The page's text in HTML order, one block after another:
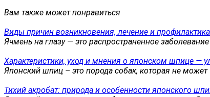
Вам также может понравиться
Виды причин возникновения, лечение и
Ячмень на глазу — это распространенное заболевание
Характеристики, уход и мнения о японском шпице —
Японский шпиц – это порода собак, которая не может
Тихий акробат: природа и особенности японского